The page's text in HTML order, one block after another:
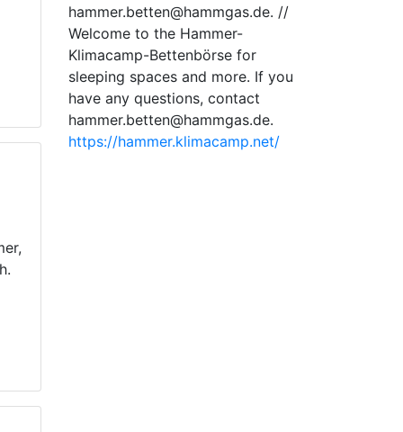
hammer.betten@hammgas.de. //
Welcome to the Hammer-
Klimacamp-Bettenbörse for
sleeping spaces and more. If you
have any questions, contact
hammer.betten@hammgas.de.
https://hammer.klimacamp.net/